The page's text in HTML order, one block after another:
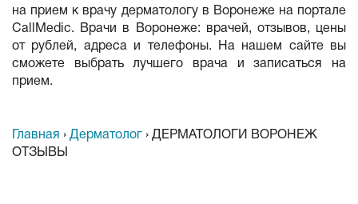
на прием к врачу дерматологу в Воронеже на портале
CallMedic. Врачи в Воронеже: врачей, отзывов, цены
от рублей, адреса и телефоны. На нашем сайте вы
сможете выбрать лучшего врача и записаться на
прием.
Главная › Дерматолог › ДЕРМАТОЛОГИ ВОРОНЕЖ
ОТЗЫВЫ